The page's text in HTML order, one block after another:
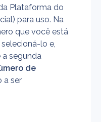
Plataforma do
para uso. Na
que você está
lo e,
a segunda
de
a ser